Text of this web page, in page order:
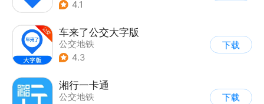
4.1
车来了公交大字版
公交地铁
4.3
下载
湘行一卡通
公交地铁
下载